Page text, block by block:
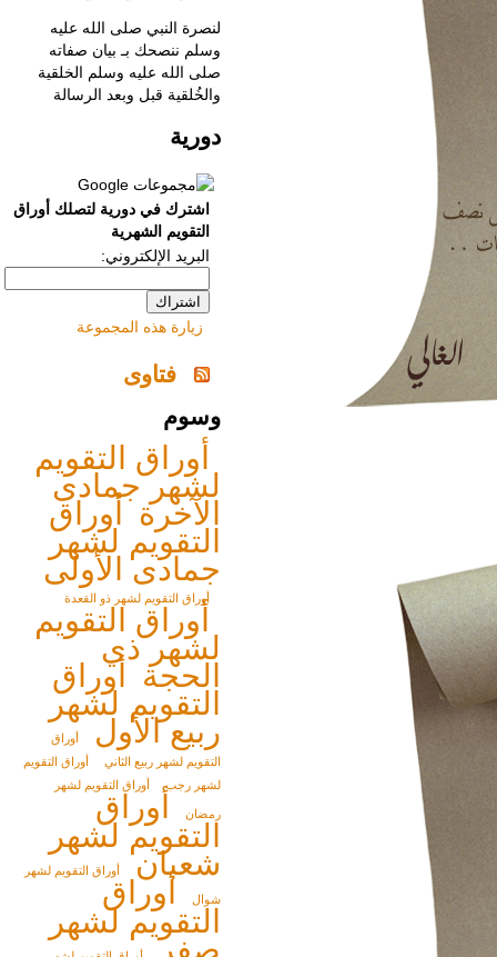
لنصرة النبي صلى الله عليه
وسلم ننصحك بـ‌بيان صفاته
صلى الله عليه وسلم الخلقية
والخُلقية قبل وبعد الرسالة
دورية
اشترك في دورية لتصلك أوراق
التقويم الشهرية
البريد الإلكتروني:
زيارة هذه المجموعة
فتاوى
وسوم
أوراق التقويم
لشهر جمادى
الآخرة أوراق
التقويم لشهر
جمادى الأولى
أوراق التقويم لشهر ذو القعدة
أوراق التقويم
لشهر ذي
الحجة أوراق
التقويم لشهر
ربيع الأول
أوراق
التقويم لشهر ربيع الثاني
أوراق التقويم
لشهر رجب
أوراق التقويم لشهر
رمضان أوراق
التقويم لشهر
شعبان أوراق التقويم لشهر
شوال أوراق
التقويم لشهر
صفر